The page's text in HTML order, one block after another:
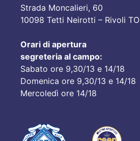
Strada Moncalieri, 60
10098 Tetti Neirotti – Rivoli TO
Orari di apertura
segreteria al campo:
Sabato ore 9,30/13 e 14/18
Domenica ore 9,30/13 e 14/18
Mercoledì ore 14/18